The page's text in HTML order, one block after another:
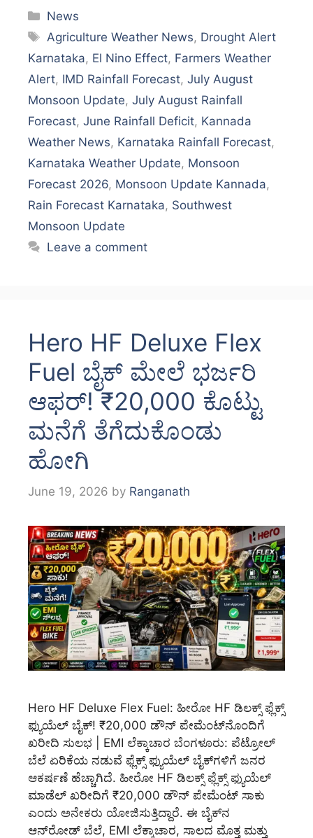
Categories
News
Tags
Agriculture Weather News, Drought Alert
Karnataka, El Nino Effect, Farmers Weather
Alert, IMD Rainfall Forecast, July August
Monsoon Update, July August Rainfall
Forecast, June Rainfall Deficit, Kannada
Weather News, Karnataka Rainfall Forecast,
Karnataka Weather Update, Monsoon
Forecast 2026, Monsoon Update Kannada,
Rain Forecast Karnataka, Southwest
Monsoon Update
Leave a comment
Hero HF Deluxe Flex
Fuel ಬೈಕ್ ಮೇಲೆ ಭರ್ಜರಿ
ಆಫರ್! ₹20,000 ಕೊಟ್ಟು
ಮನೆಗೆ ತೆಗೆದುಕೊಂಡು
ಹೋಗಿ
June 19, 2026 by Ranganath
Hero HF Deluxe Flex Fuel: ಹೀರೋ HF ಡಿಲಕ್ಸ್ ಫ್ಲೆಕ್ಸ್
ಫ್ಯುಯೆಲ್ ಬೈಕ್! ₹20,000 ಡೌನ್ ಪೇಮೆಂಟ್‌ನೊಂದಿಗೆ
ಖರೀದಿ ಸುಲಭ | EMI ಲೆಕ್ಕಾಚಾರ ಬೆಂಗಳೂರು: ಪೆಟ್ರೋಲ್
ಬೆಲೆ ಏರಿಕೆಯ ನಡುವೆ ಫ್ಲೆಕ್ಸ್ ಫ್ಯುಯೆಲ್ ಬೈಕ್‌ಗಳಿಗೆ ಜನರ
ಆಕರ್ಷಣೆ ಹೆಚ್ಚಾಗಿದೆ. ಹೀರೋ HF ಡಿಲಕ್ಸ್ ಫ್ಲೆಕ್ಸ್ ಫ್ಯುಯೆಲ್
ಮಾಡೆಲ್ ಖರೀದಿಗೆ ₹20,000 ಡೌನ್ ಪೇಮೆಂಟ್ ಸಾಕು
ಎಂದು ಅನೇಕರು ಯೋಜಿಸುತ್ತಿದ್ದಾರೆ. ಈ ಬೈಕ್‌ನ
ಆನ್‌ರೋಡ್ ಬೆಲೆ, EMI ಲೆಕ್ಕಾಚಾರ, ಸಾಲದ ಮೊತ್ತ ಮತ್ತು